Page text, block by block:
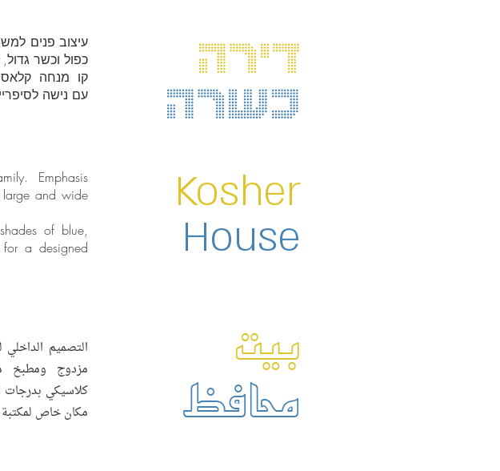
עיצוב פנים
כפול וכשר
קו מנחה
עם נישה
דירה
כשרה
Emphasis
and wide
of blue,
a designed
Kosher
House
التصميم
مزدوج ومطبخ
كلاسيكي بدرجات
مكان خاص
بيت
محافظ